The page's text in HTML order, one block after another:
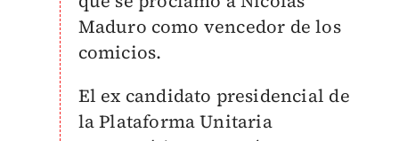
Maduro como vencedor de los
comicios.
El ex candidato presidencial de
la Plataforma Unitaria